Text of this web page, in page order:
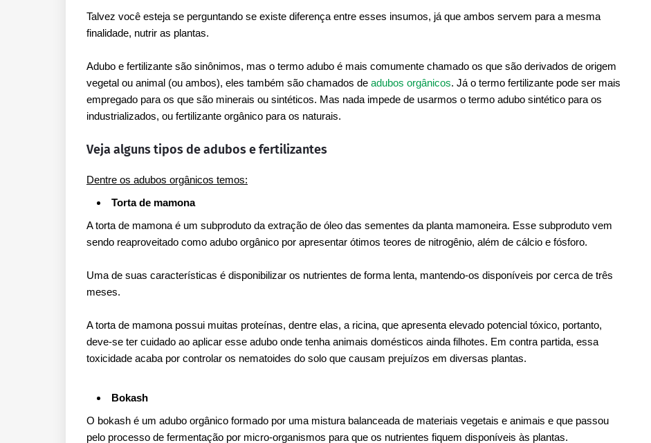
Talvez você esteja se perguntando se existe diferença entre esses insumos, já que ambos servem para a mesma
finalidade, nutrir as plantas.
Adubo e fertilizante são sinônimos, mas o termo adubo é mais comumente chamado os que são derivados de origem
vegetal ou animal (ou ambos), eles também são chamados de adubos orgânicos. Já o termo fertilizante pode ser mais
empregado para os que são minerais ou sintéticos. Mas nada impede de usarmos o termo adubo sintético para os
industrializados, ou fertilizante orgânico para os naturais.
Veja alguns tipos de adubos e fertilizantes
Dentre os adubos orgânicos temos:
Torta de mamona
A torta de mamona é um subproduto da extração de óleo das sementes da planta mamoneira. Esse subproduto vem
sendo reaproveitado como adubo orgânico por apresentar ótimos teores de nitrogênio, além de cálcio e fósforo.
Uma de suas características é disponibilizar os nutrientes de forma lenta, mantendo-os disponíveis por cerca de três
meses.
A torta de mamona possui muitas proteínas, dentre elas, a ricina, que apresenta elevado potencial tóxico, portanto,
deve-se ter cuidado ao aplicar esse adubo onde tenha animais domésticos ainda filhotes. Em contra partida, essa
toxicidade acaba por controlar os nematoides do solo que causam prejuízos em diversas plantas.
Bokash
O bokash é um adubo orgânico formado por uma mistura balanceada de materiais vegetais e animais e que passou
pelo processo de fermentação por micro-organismos para que os nutrientes fiquem disponíveis às plantas.